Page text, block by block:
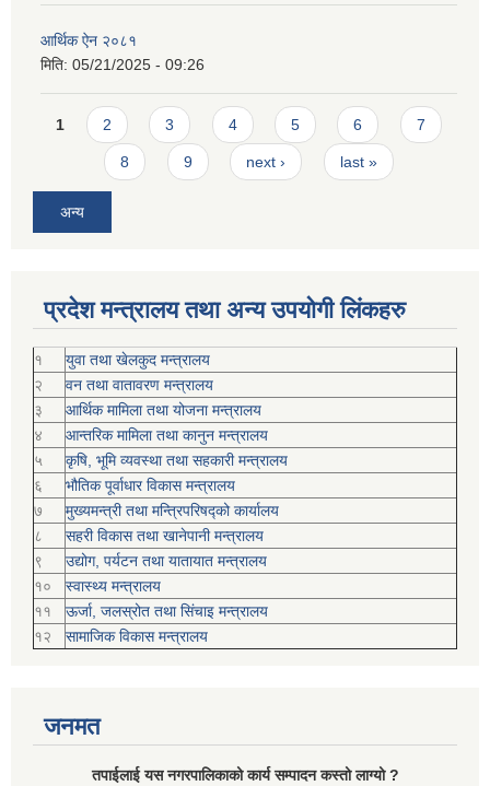
आर्थिक ऐन २०८१
मिति: 05/21/2025 - 09:26
Pages
1 2 3 4 5 6 7
8 9 next › last »
अन्य
प्रदेश मन्त्रालय तथा अन्य उपयोगी लिंकहरु
१
युवा तथा खेलकुद मन्त्रालय
२
वन तथा वातावरण मन्त्रालय
३
आर्थिक मामिला तथा योजना मन्त्रालय
४
आन्तरिक मामिला तथा कानुन मन्त्रालय
५
कृषि, भूमि व्यवस्था तथा सहकारी मन्त्रालय
६
भौतिक पूर्वाधार विकास मन्त्रालय
७
मुख्यमन्त्री तथा मन्त्रिपरिषद्को कार्यालय
८
सहरी विकास तथा खानेपानी मन्त्रालय
९
उद्योग, पर्यटन तथा यातायात मन्त्रालय
१०
स्वास्थ्य मन्त्रालय
११
ऊर्जा, जलस्रोत तथा सिंचाइ मन्त्रालय
१२
सामाजिक विकास मन्‍‍त्रालय
जनमत
तपाईलाई यस नगरपालिकाको कार्य सम्पादन कस्तो लाग्यो ?